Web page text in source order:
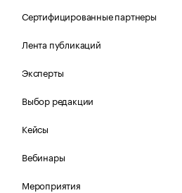
Сертифицированные партнеры
Лента публикаций
Эксперты
Выбор редакции
Кейсы
Вебинары
Мероприятия